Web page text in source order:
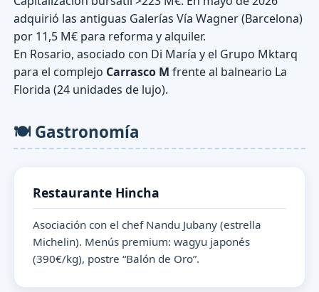
adquirió las antiguas Galerías Vía Wagner (Barcelona)
por 11,5 M€ para reforma y alquiler.
En Rosario, asociado con Di María y el Grupo Mktarq
para el complejo Carrasco M frente al balneario La
Florida (24 unidades de lujo).
🍽️ Gastronomía
Restaurante Hincha
Asociación con el chef Nandu Jubany (estrella
Michelin). Menús premium: wagyu japonés
(390€/kg), postre “Balón de Oro”.